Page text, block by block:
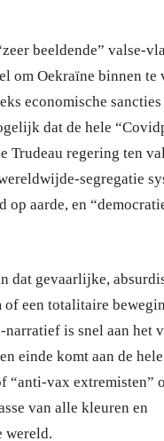
beeldende” valse-
om Oekraïne binnen te
economische sancties
dat de hele
Trudeau regering ten
segregatie
aarde, en
dat gevaarlijke,
een totalitaire
is snel aan het
einde komt aan de
“anti-vax extremisten”
van alle kleuren en
wereld.